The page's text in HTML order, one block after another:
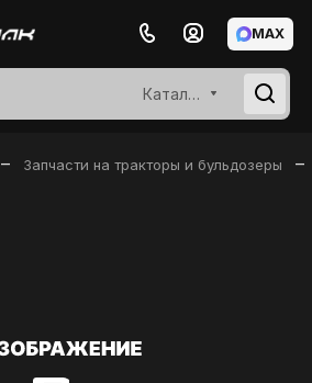
Каталог
MAX
– Запчасти на тракторы и бульдозеры –